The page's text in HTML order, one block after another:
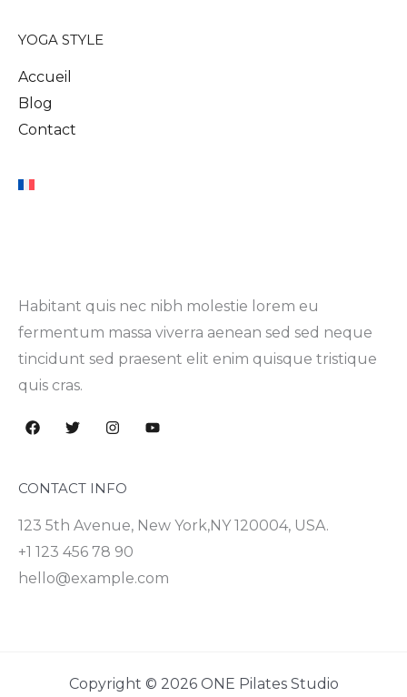
YOGA STYLE
Accueil
Blog
Contact
Habitant quis nec nibh molestie lorem eu
fermentum massa viverra aenean sed sed neque
tincidunt sed praesent elit enim quisque tristique
quis cras.
CONTACT INFO
123 5th Avenue, New York,NY 120004, USA.
+1 123 456 78 90
hello@example.com
Copyright © 2026 ONE Pilates Studio